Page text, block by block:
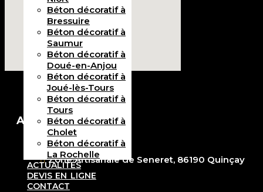
Béton décoratif à
Bressuire
Béton décoratif à
Saumur
Béton décoratif à
Doué-en-Anjou
Béton décoratif à
Joué-lès-Tours
Béton décoratif à
Tours
Béton décoratif à
Cholet
Béton décoratif à
La Rochelle
ACTUALITÉS
DEVIS EN LIGNE
CONTACT
ADRESSE :
Zone Artisanale de Seneret, 86190 Quinçay